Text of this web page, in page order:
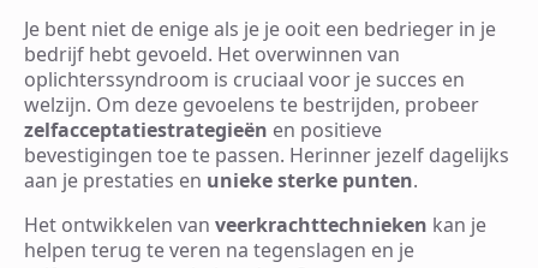
Je bent niet de enige als je je ooit een bedrieger in je
bedrijf hebt gevoeld. Het overwinnen van
oplichterssyndroom is cruciaal voor je succes en
welzijn. Om deze gevoelens te bestrijden, probeer
zelfacceptatiestrategieën en positieve
bevestigingen toe te passen. Herinner jezelf dagelijks
aan je prestaties en unieke sterke punten.
Het ontwikkelen van veerkrachttechnieken kan je
helpen terug te veren na tegenslagen en je